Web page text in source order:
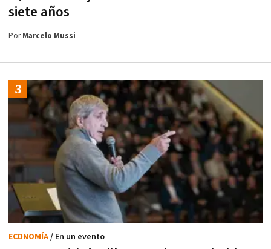
siete años
PorMarcelo Mussi
ECONOMÍA/ En un evento